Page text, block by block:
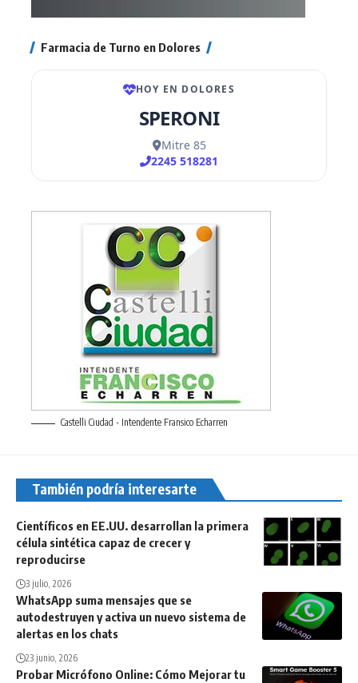
Farmacia de Turno en Dolores
Castelli Ciudad - Intendente Fransico Echarren
También podría interesarte
Científicos en EE.UU. desarrollan la primera
célula sintética capaz de crecer y
reproducirse
3 julio, 2026
WhatsApp suma mensajes que se
autodestruyen y activa un nuevo sistema de
alertas en los chats
23 junio, 2026
Probar Micrófono Online: Cómo Mejorar tu